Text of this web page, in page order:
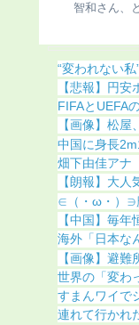
智和さん、
“変われない
【悲報】円
FIFAとUEFA
【画像】松
中国に身長
畑下由佳アナ
【朗報】大
∈（・ω・）∋
【中国】毎
海外「日本な
【画像】避
世界の「変わ
すまんワイで
連れて行かれ